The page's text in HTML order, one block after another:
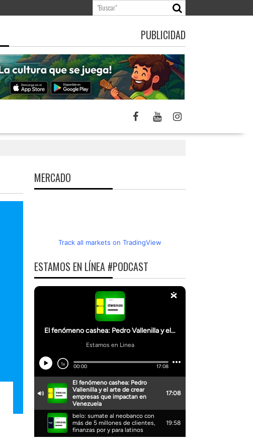
PUBLICIDAD
MERCADO
Track all markets on TradingView
ESTAMOS EN LÍNEA #PODCAST